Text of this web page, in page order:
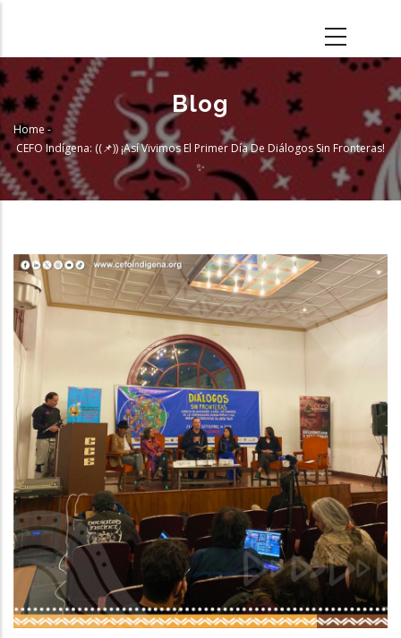
main
content
Blog
Breadcrumb
Home -
CEFO Indígena: ((📌)) ¡Así Vivimos El Primer Día De Diálogos Sin Fronteras!
✨